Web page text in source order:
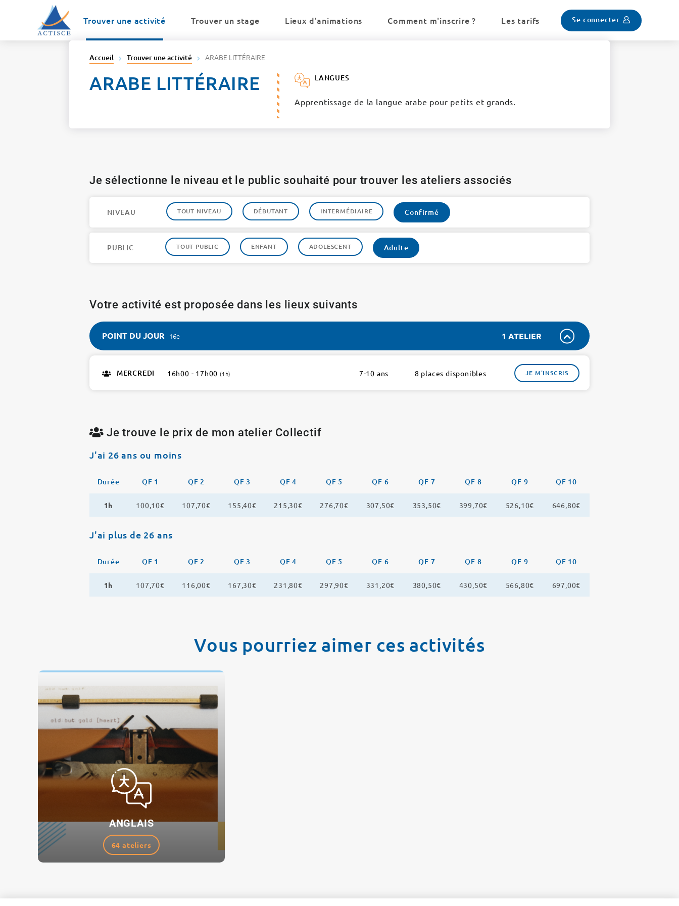
Trouver une activité
Trouver un stage Lieux d'animations Comment m'inscrire ? Les tarifs Se connecter
Accueil Trouver une activité ARABE LITTÉRAIRE
ARABE LITTÉRAIRE LANGUES
Apprentissage de la langue arabe pour petits et grands.
Je sélectionne le niveau et le public souhaité pour trouver les ateliers associés
NIVEAU TOUT NIVEAU DÉBUTANT INTERMÉDIAIRE Confirmé
PUBLIC TOUT PUBLIC ENFANT ADOLESCENT Adulte
Votre activité est proposée dans les lieux suivants
POINT DU JOUR 16e 1 ATELIER
DU
16e
MERCREDI 16h00 - 17h00 (1h) 7-10 ans 8 places disponibles JE M'INSCRIS
Je trouve le prix de mon atelier Collectif
J'ai 26 ans ou moins
Durée QF 1 QF 2 QF 3 QF 4 QF 5 QF 6 QF 7 QF 8 QF 9 QF 10
1h 100,10€ 107,70€ 155,40€ 215,30€ 276,70€ 307,50€ 353,50€ 399,70€ 526,10€ 646,80€
J'ai plus de 26 ans
Durée QF 1 QF 2 QF 3 QF 4 QF 5 QF 6 QF 7 QF 8 QF 9 QF 10
1h 107,70€ 116,00€ 167,30€ 231,80€ 297,90€ 331,20€ 380,50€ 430,50€ 566,80€ 697,00€
Vous pourriez aimer ces activités
ANGLAIS
64 ateliers